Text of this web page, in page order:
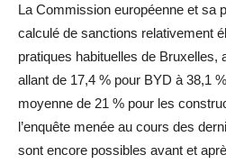
La Commission européenne et sa
calculé de sanctions relativement
pratiques habituelles de Bruxelles,
allant de 17,4 % pour BYD à 38,1
moyenne de 21 % pour les
l’enquête menée au cours des
sont encore possibles avant et